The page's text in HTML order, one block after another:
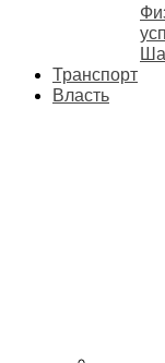
Транспорт
Власть